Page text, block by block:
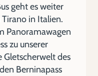
geht es weiter
in Italien.
Panoramawagen
zu unserer
Gletscherwelt des
Berninapass